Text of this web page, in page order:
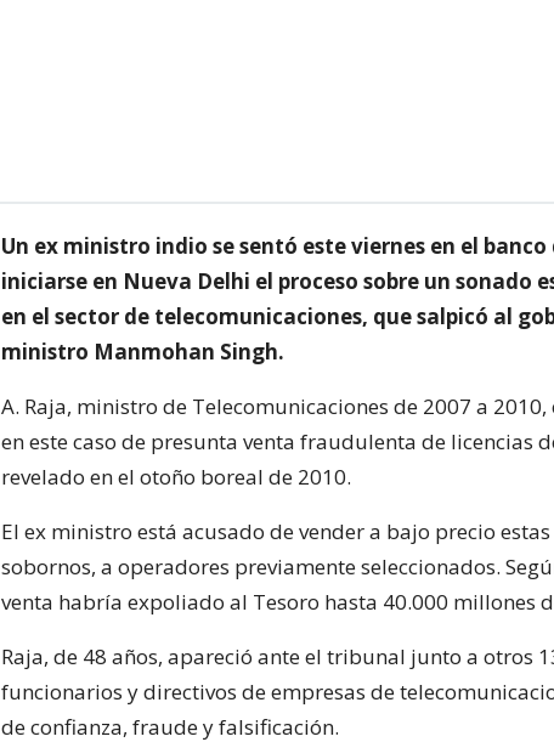
Un ex ministro indio se sentó este viernes en el banco
iniciarse en Nueva Delhi el proceso sobre un sonado
en el sector de telecomunicaciones, que salpicó al
ministro Manmohan Singh.
A. Raja, ministro de Telecomunicaciones de 2007 a
en este caso de presunta venta fraudulenta de licencias
revelado en el otoño boreal de 2010.
El ex ministro está acusado de vender a bajo precio
sobornos, a operadores previamente seleccionados.
venta habría expoliado al Tesoro hasta 40.000 millones
Raja, de 48 años, apareció ante el tribunal junto a otros
funcionarios y directivos de empresas de
de confianza, fraude y falsificación.